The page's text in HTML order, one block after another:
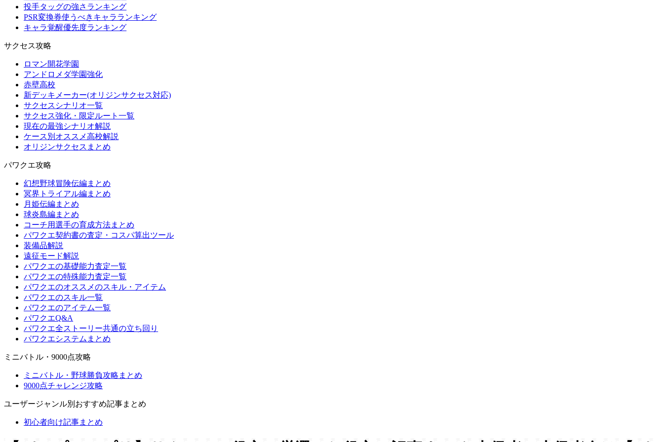
投手タッグの強さランキング
PSR変換券使うべきキャラランキング
キャラ覚醒優先度ランキング
サクセス攻略
ロマン開花学園
アンドロメダ学園強化
赤壁高校
新デッキメーカー(オリジンサクセス対応)
サクセスシナリオ一覧
サクセス強化・限定ルート一覧
現在の最強シナリオ解説
ケース別オススメ高校解説
オリジンサクセスまとめ
パワクエ攻略
幻想野球冒険伝編まとめ
冥界トライアル編まとめ
月姫伝編まとめ
球炎島編まとめ
コーチ用選手の育成方法まとめ
パワクエ契約書の査定・コスパ算出ツール
装備品解説
遠征モード解説
パワクエの基礎能力査定一覧
パワクエの特殊能力査定一覧
パワクエのオススメのスキル・アイテム
パワクエのスキル一覧
パワクエのアイテム一覧
パワクエQ&A
パワクエ全ストーリー共通の立ち回り
パワクエシステムまとめ
ミニバトル・9000点攻略
ミニバトル・野球勝負攻略まとめ
9000点チャレンジ攻略
ユーザージャンル別おすすめ記事まとめ
初心者向け記事まとめ